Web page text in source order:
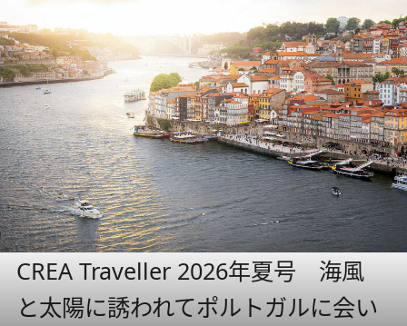
CREA Traveller 2026年夏号 海風
と太陽に誘われてポルトガルに会い